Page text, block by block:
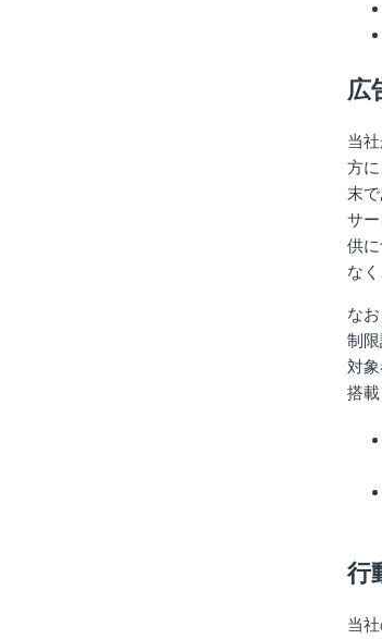
広
当
方
末
サ
供
な
な
制
対
搭
行
当